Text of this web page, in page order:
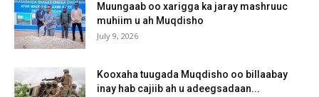
Muungaab oo xarigga ka jaray mashruuc
muhiim u ah Muqdisho
July 9, 2026
Kooxaha tuugada Muqdisho oo billaabay
inay hab cajiib ah u adeegsadaan...